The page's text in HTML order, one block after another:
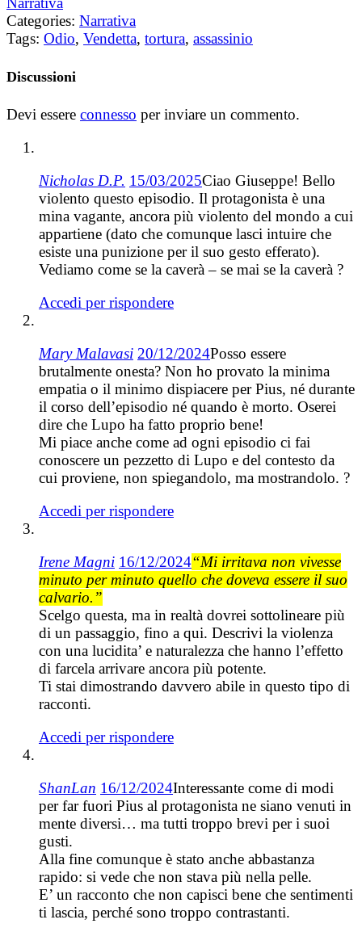
Categories: Narrativa
Tags: Odio, Vendetta, tortura, assassinio
Discussioni
Devi essere connesso per inviare un commento.
Nicholas D.P. 15/03/2025Ciao Giuseppe! Bello
violento questo episodio. Il protagonista è una
mina vagante, ancora più violento del mondo a cui
appartiene (dato che comunque lasci intuire che
esiste una punizione per il suo gesto efferato).
Vediamo come se la caverà – se mai se la caverà ?
Accedi per rispondere
Mary Malavasi 20/12/2024Posso essere
brutalmente onesta? Non ho provato la minima
empatia o il minimo dispiacere per Pius, né durante
il corso dell’episodio né quando è morto. Oserei
dire che Lupo ha fatto proprio bene!
Mi piace anche come ad ogni episodio ci fai
conoscere un pezzetto di Lupo e del contesto da
cui proviene, non spiegandolo, ma mostrandolo. ?
Accedi per rispondere
Irene Magni 16/12/2024“Mi irritava non vivesse
minuto per minuto quello che doveva essere il suo
calvario.”
Scelgo questa, ma in realtà dovrei sottolineare più
di un passaggio, fino a qui. Descrivi la violenza
con una lucidita’ e naturalezza che hanno l’effetto
di farcela arrivare ancora più potente.
Ti stai dimostrando davvero abile in questo tipo di
racconti.
Accedi per rispondere
ShanLan 16/12/2024Interessante come di modi
per far fuori Pius al protagonista ne siano venuti in
mente diversi… ma tutti troppo brevi per i suoi
gusti.
Alla fine comunque è stato anche abbastanza
rapido: si vede che non stava più nella pelle.
E’ un racconto che non capisci bene che sentimenti
ti lascia, perché sono troppo contrastanti.